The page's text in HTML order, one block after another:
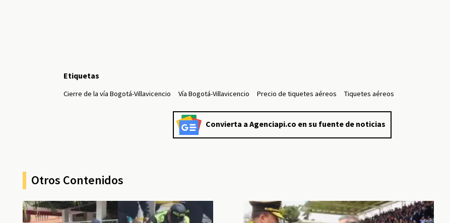
Etiquetas
Cierre de la vía Bogotá-Villavicencio Vía Bogotá-Villavicencio Precio de tiquetes aéreos Tiquetes aéreos
Convierta a Agenciapi.co en su fuente de noticias
Otros Contenidos